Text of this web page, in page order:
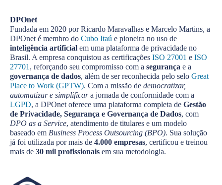
DPOnet
Fundada em 2020 por Ricardo Maravalhas e Marcelo Martins, a
DPOnet é membro do Cubo Itaú e pioneira no uso de
inteligência artificial em uma plataforma de privacidade no
Brasil. A empresa conquistou as certificações ISO 27001 e ISO
27701 , reforçando seu compromisso com a segurança e a
governança de dados, além de ser reconhecida pelo selo Great
Place to Work (GPTW). Com a missão de democratizar,
automatizar e simplificara jornada de conformidade com a
LGPD, a DPOnet oferece uma plataforma completa de Gestão
de Privacidade, Segurança e Governança de Dados, com
DPO as a Service, atendimento de titulares e um modelo
baseado em Business Process Outsourcing (BPO). Sua solução
já foi utilizada por mais de 4.000 empresas, certificou e treinou
mais de 30 mil profissionais em sua metodologia.